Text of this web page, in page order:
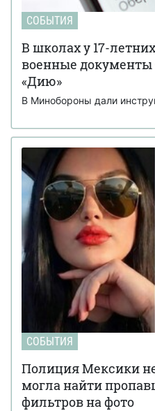
СОБЫТИЯ
В школах у 17-
военные документы
«Дию»
В Минобороны дали
СОБЫТИЯ
Полиция Мексики
могла найти
фильтров на фото